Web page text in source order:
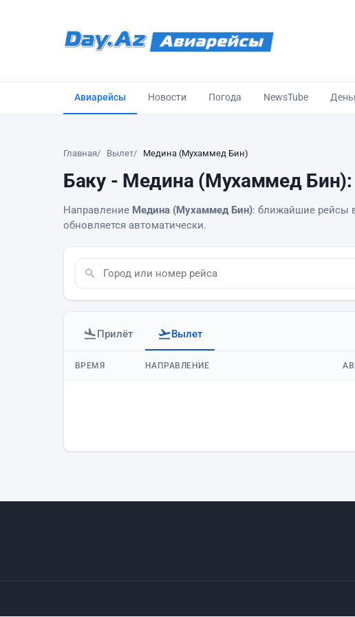
Авиарейсы Новости Погода NewsTube
Главная Вылет Медина (Мухаммед Бин)
Баку - Медина (Мухаммед Бин):
Направление Медина (Мухаммед Бин): ближайшие рейсы
обновляется автоматически.
Прилёт Вылет
Вылеты аэропорта Баку
ВРЕМЯ НАПРАВЛЕНИЕ